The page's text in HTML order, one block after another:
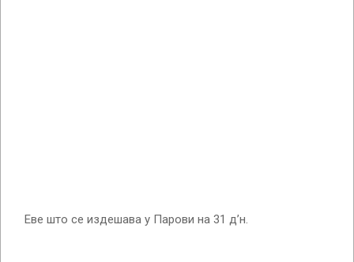
Еве што се издешава у Парови на 31 д’н.